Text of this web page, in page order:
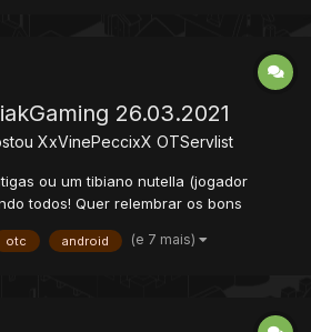
26.03.2021
XxVinePeccixX OTServlist
ou um tibiano nutella (jogador
todos! Quer relembrar os bons
venha jogar no servidor Baiak
otc android (e 7 mais)